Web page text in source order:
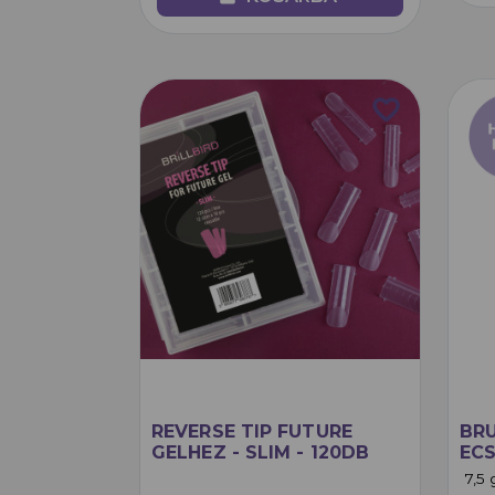
favorite_border
REVERSE TIP FUTURE
GELHEZ - SLIM - 120DB
7,5